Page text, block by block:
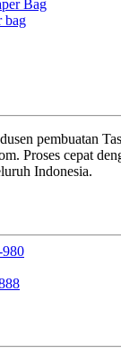
Bag
bag
pembuatan
Proses cepat
Indonesia.
980